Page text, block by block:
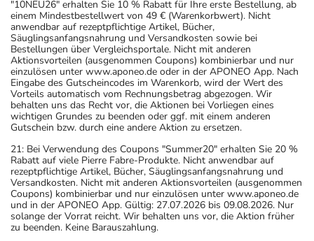
"10NEU26" erhalten Sie 10 % Rabatt für Ihre erste Bestellung, ab
einem Mindestbestellwert von 49 € (Warenkorbwert). Nicht
anwendbar auf rezeptpflichtige Artikel, Bücher,
Säuglingsanfangsnahrung und Versandkosten sowie bei
Bestellungen über Vergleichsportale. Nicht mit anderen
Aktionsvorteilen (ausgenommen Coupons) kombinierbar und nur
einzulösen unter www.aponeo.de oder in der APONEO App. Nach
Eingabe des Gutscheincodes im Warenkorb, wird der Wert des
Vorteils automatisch vom Rechnungsbetrag abgezogen. Wir
behalten uns das Recht vor, die Aktionen bei Vorliegen eines
wichtigen Grundes zu beenden oder ggf. mit einem anderen
Gutschein bzw. durch eine andere Aktion zu ersetzen.
21: Bei Verwendung des Coupons "Summer20" erhalten Sie 20 %
Rabatt auf viele Pierre Fabre-Produkte. Nicht anwendbar auf
rezeptpflichtige Artikel, Bücher, Säuglingsanfangsnahrung und
Versandkosten. Nicht mit anderen Aktionsvorteilen (ausgenommen
Coupons) kombinierbar und nur einzulösen unter www.aponeo.de
und in der APONEO App. Gültig: 27.07.2026 bis 09.08.2026. Nur
solange der Vorrat reicht. Wir behalten uns vor, die Aktion früher
zu beenden. Keine Barauszahlung.